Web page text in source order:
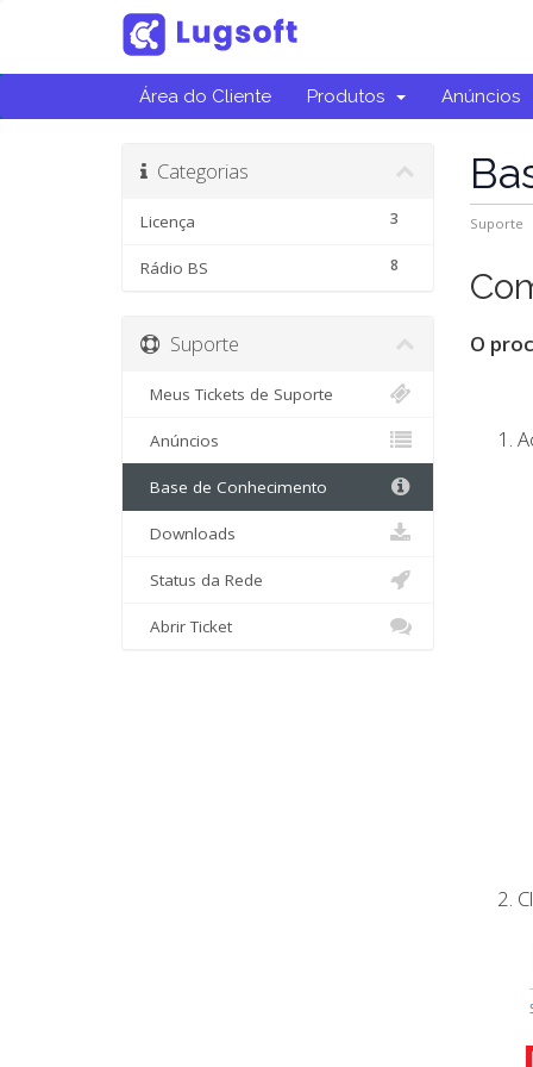
Área do Cliente Produtos Anúncios
Suporte
Categorias
3
Licença
8
Rádio BS
O
Suporte
Meus Tickets de Suporte
Anúncios
Base de Conhecimento
Downloads
Status da Rede
Abrir Ticket